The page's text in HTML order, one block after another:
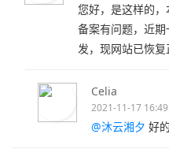
您好，是这样的
备案有问题，近
发，现网站已恢
Celia
2021-11-17
@沐云湘夕 好